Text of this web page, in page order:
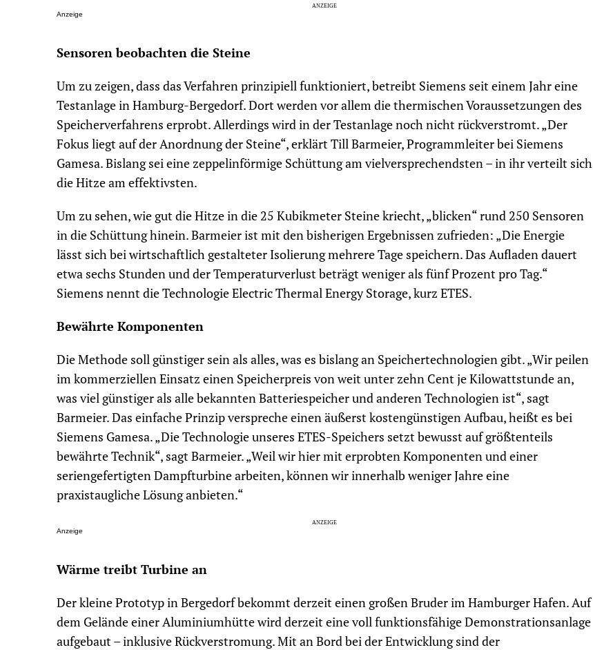
Anzeige
Sensoren beobachten die Steine
Um zu zeigen, dass das Verfahren prinzipiell funktioniert, betreibt Siemens seit einem Jahr eine
Testanlage in Hamburg-Bergedorf. Dort werden vor allem die thermischen Voraussetzungen des
Speicherverfahrens erprobt. Allerdings wird in der Testanlage noch nicht rückverstromt. „Der
Fokus liegt auf der Anordnung der Steine“, erklärt Till Barmeier, Programmleiter bei Siemens
Gamesa. Bislang sei eine zeppelinförmige Schüttung am vielversprechendsten – in ihr verteilt sich
die Hitze am effektivsten.
Um zu sehen, wie gut die Hitze in die 25 Kubikmeter Steine kriecht, „blicken“ rund 250 Sensoren
in die Schüttung hinein. Barmeier ist mit den bisherigen Ergebnissen zufrieden: „Die Energie
lässt sich bei wirtschaftlich gestalteter Isolierung mehrere Tage speichern. Das Aufladen dauert
etwa sechs Stunden und der Temperaturverlust beträgt weniger als fünf Prozent pro Tag.“
Siemens nennt die Technologie Electric Thermal Energy Storage, kurz ETES.
Bewährte Komponenten
Die Methode soll günstiger sein als alles, was es bislang an Speichertechnologien gibt. „Wir peilen
im kommerziellen Einsatz einen Speicherpreis von weit unter zehn Cent je Kilowattstunde an,
was viel günstiger als alle bekannten Batteriespeicher und anderen Technologien ist“, sagt
Barmeier. Das einfache Prinzip verspreche einen äußerst kostengünstigen Aufbau, heißt es bei
Siemens Gamesa. „Die Technologie unseres ETES-Speichers setzt bewusst auf größtenteils
bewährte Technik“, sagt Barmeier. „Weil wir hier mit erprobten Komponenten und einer
seriengefertigten Dampfturbine arbeiten, können wir innerhalb weniger Jahre eine
praxistaugliche Lösung anbieten.“
Anzeige
Wärme treibt Turbine an
Der kleine Prototyp in Bergedorf bekommt derzeit einen großen Bruder im Hamburger Hafen. Auf
dem Gelände einer Aluminiumhütte wird derzeit eine voll funktionsfähige Demonstrationsanlage
aufgebaut – inklusive Rückverstromung. Mit an Bord bei der Entwicklung sind der